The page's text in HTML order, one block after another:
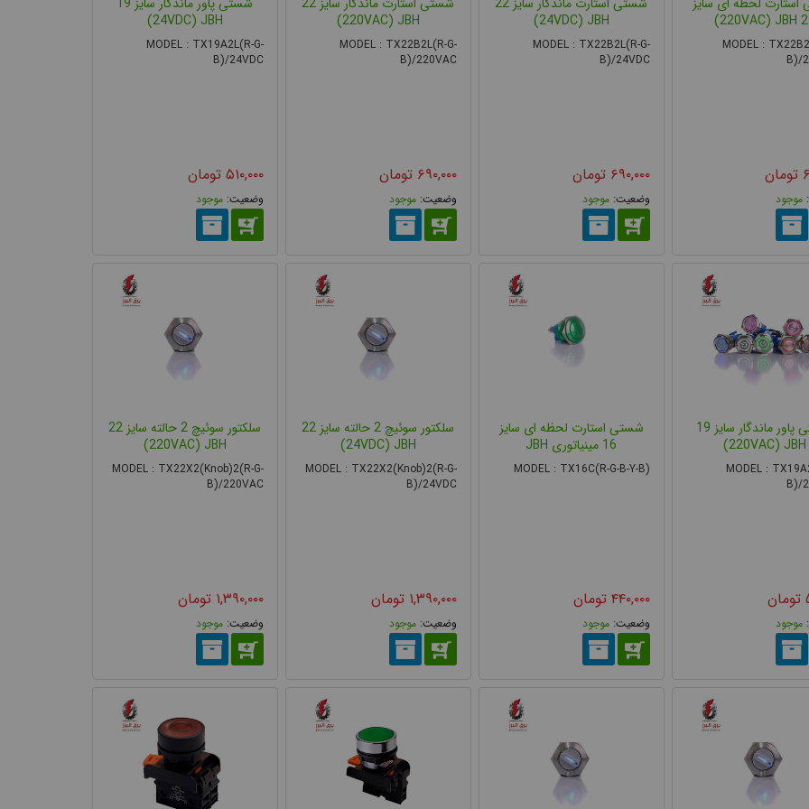
این نوع شاسی دارای دو دکمه در یک بدنه است که معمولاً یکی برای ارسال فرمان شروع (Start) و دیگری برای توقف (Stop) به کار می‌رود. طراحی
و کاربردی آن باعث می‌شود که در تابلوهای فرمان فضا بهینه شود.
سلکتوری
22
MODEL :
B)/
تومان
موجود
24VDC) JBH)
MODEL : TX22B2L(R-G-
B)/24VDC
۶۹۰,۰۰۰ تومان
موجود
220VAC) JBH)
MODEL : TX22B2L(R-G-
B)/220VAC
۶۹۰,۰۰۰ تومان
موجود
24VDC) JBH)
MODEL : TX19A2L(R-G-
B)/24VDC
۵۱۰,۰۰۰ تومان
موجود
شستی پاور ماندگار سایز 19
220VAC) JBH)
MODEL :
B)/
تومان
موجود
شستی استارت لحظه ای سایز
16 مینیاتوری JBH
MODEL : TX16C(R-G-B-Y-B)
۴۴۰,۰۰۰ تومان
موجود
سلکتور سوئیچ 2 حالته سایز 22
24VDC) JBH)
MODEL : TX22X2(Knob)2(R-G-
B)/24VDC
۱,۳۹۰,۰۰۰ تومان
موجود
سلکتور سوئیچ 2 حالته سایز 22
220VAC) JBH)
MODEL : TX22X2(Knob)2(R-G-
B)/220VAC
۱,۳۹۰,۰۰۰ تومان
موجود